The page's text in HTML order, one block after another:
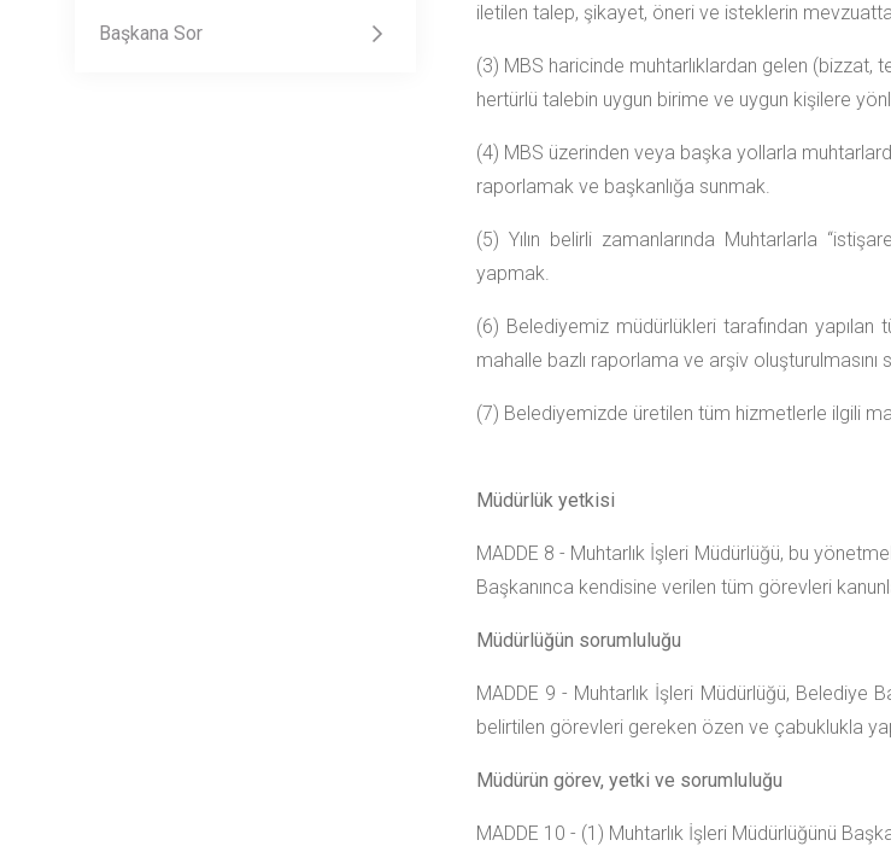
Başkana Sor
iletilen talep, şikayet, öneri ve isteklerin mevzuatta
(3) MBS haricinde muhtarlıklardan gelen (bizzat,
hertürlü talebin uygun birime ve uygun kişilere
(4) MBS üzerinden veya başka yollarla
raporlamak ve başkanlığa sunmak.
(5) Yılın belirli zamanlarında Muhtarlarla
yapmak.
(6) Belediyemiz müdürlükleri tarafından
mahalle bazlı raporlama ve arşiv oluşturulmasını
(7) Belediyemizde üretilen tüm hizmetlerle ilgili
Müdürlük yetkisi
MADDE 8 - Muhtarlık İşleri Müdürlüğü, bu
Başkanınca kendisine verilen tüm görevleri
Müdürlüğün sorumluluğu
MADDE 9 - Muhtarlık İşleri Müdürlüğü,
belirtilen görevleri gereken özen ve çabuklukla
Müdürün görev, yetki ve sorumluluğu
MADDE 10 - (1) Muhtarlık İşleri Müdürlüğünü